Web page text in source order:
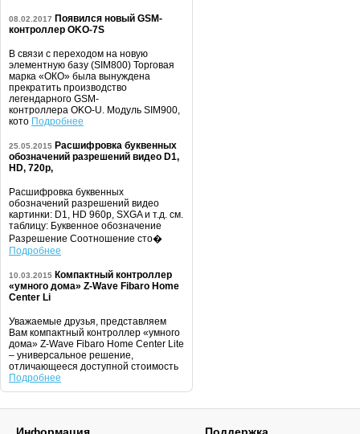
08.02.2017 Появился новый GSM-
контроллер OKO-7S
В связи с переходом на новую
элементную базу (SIM800) Торговая
марка «ОКО» была вынуждена
прекратить производство
легендарного GSM-
контроллера OKO-U. Модуль SIM900,
кото Подробнее
25.05.2015 Расшифровка буквенных
обозначений разрешений видео D1,
HD, 720p,
Расшифровка буквенных
обозначений разрешений видео
картинки: D1, HD 960p, SXGA и т.д. см.
таблицу: Буквенное обозначение
Разрешение Соотношение сто�
Подробнее
10.03.2015 Компактный контроллер
«умного дома» Z-Wave Fibaro Home
Center Li
Уважаемые друзья, представляем
Вам компактный контроллер «умного
дома» Z-Wave Fibaro Home Center Lite
– универсальное решение,
отличающееся доступной стоимость
Подробнее
Информация Поддержка